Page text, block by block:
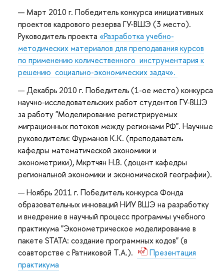
Март 2010 г. Победитель конкурса инициативных
проектов кадрового резерва ГУ-ВШЭ (3 место).
Руководитель проекта «Разработка учебно-
методических материалов для преподавания курсов
по применению количественного инструментария к
решению социально-экономических задач».
Декабрь 2010 г. Победитель (1-ое место) конкурса
научно-исследовательских работ студентов ГУ-ВШЭ
за работу "Моделирование регистрируемых
миграционных потоков между регионами РФ". Научные
руководители: Фурманов К.К. (преподаватель
кафедры математической экономики и
эконометрики), Мкртчян Н.В. (доцент кафедры
региональной экономики и экономической географии).
Ноябрь 2011 г. Победитель конкурса Фонда
образовательных инноваций НИУ ВШЭ на разработку
и внедрение в научный процесс программы учебного
практикума "Эконометрическое моделирование в
пакете STATA: создание программных кодов" (в
соавторстве с Ратниковой Т.А.).
Презентация
практикума